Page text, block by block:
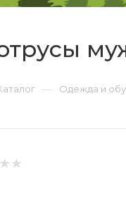
— Одежда и